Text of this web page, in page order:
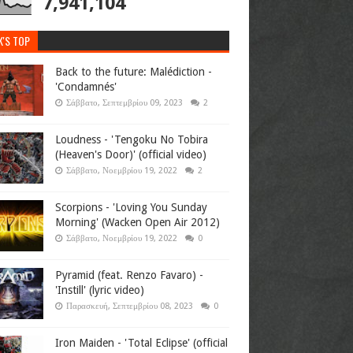
TOP
Back to the future: Malédiction -
'Condamnés'
Σάββατο, Σεπτεμβρίου 09, 2023 2
Loudness - 'Tengoku No Tobira
(Heaven's Door)' (official video)
Σάββατο, Νοεμβρίου 19, 2022 2
Scorpions - 'Loving You Sunday
Morning' (Wacken Open Air 2012)
Σάββατο, Νοεμβρίου 19, 2022 0
Pyramid (feat. Renzo Favaro) -
'Instill' (lyric video)
Παρασκευή, Σεπτεμβρίου 08, 2023 0
Iron Maiden - 'Total Eclipse' (official